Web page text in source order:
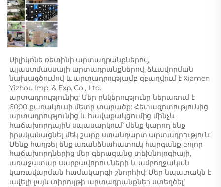
Սիլիկոնե ռետինի արտադրանքներով,
պլաստմասսայի արտադրանքներով, ձևավորման
նախագծումով և արտադրությամբ զբաղվում է Xiamen
Yizhou Imp. & Exp. Co., Ltd.
արտադրությունից: Մեր ընկերությունը ներառում է
6000 քառակուսի մետր տարածք: Հետազոտությունից,
արտադրությունից և հավաքակցումից մինչև
հաճախորդային սպասարկում՝ մենք կարող ենք
իրականացնել մեկ շարք ստանդարտ արտադրություն:
Մենք հաղթել ենք առանձնահատուկ հարգանք բոլոր
հաճախորդներից մեր գերազանց տեխնոլոգիայի,
առաջատար սարքավորումների և ամբողջական
կառավարման համակարգի շնորհիվ: Մեր նպատակն է
ավելի լայն տիրույթի արտադրանքներ ստեղծել՝